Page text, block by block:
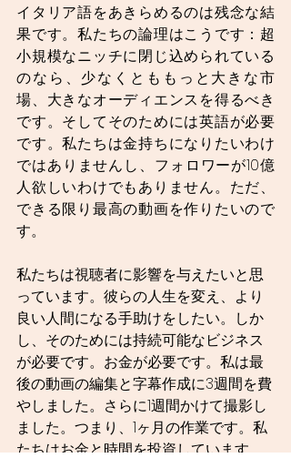
イタリア語をあきらめるのは残念な結
果です。私たちの論理はこうです：超
小規模なニッチに閉じ込められている
のなら、少なくとももっと大きな市
場、大きなオーディエンスを得るべき
です。そしてそのためには英語が必要
です。私たちは金持ちになりたいわけ
ではありませんし、フォロワーが10億
人欲しいわけでもありません。ただ、
できる限り最高の動画を作りたいので
す。
私たちは視聴者に影響を与えたいと思
っています。彼らの人生を変え、より
良い人間になる手助けをしたい。しか
し、そのためには持続可能なビジネス
が必要です。お金が必要です。私は最
後の動画の編集と字幕作成に3週間を費
やしました。さらに1週間かけて撮影し
ました。つまり、1ヶ月の作業です。私
たちはお金と時間を投資しています。